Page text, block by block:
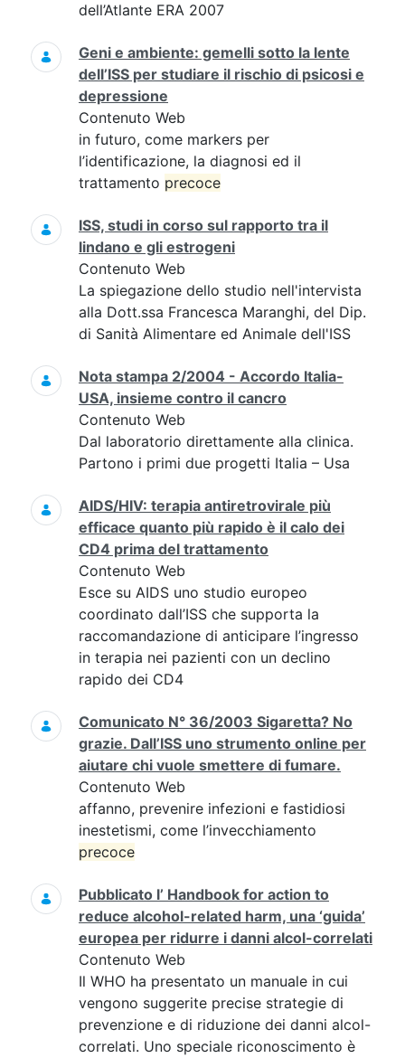
dell’Atlante ERA 2007
Geni e ambiente: gemelli sotto la lente
dell’ISS per studiare il rischio di psicosi e
depressione
Contenuto Web
in futuro, come markers per
l’identificazione, la diagnosi ed il
trattamento precoce
ISS, studi in corso sul rapporto tra il
lindano e gli estrogeni
Contenuto Web
La spiegazione dello studio nell'intervista
alla Dott.ssa Francesca Maranghi, del Dip.
di Sanità Alimentare ed Animale dell'ISS
Nota stampa 2/2004 - Accordo Italia-
USA, insieme contro il cancro
Contenuto Web
Dal laboratorio direttamente alla clinica.
Partono i primi due progetti Italia – Usa
AIDS/HIV: terapia antiretrovirale più
efficace quanto più rapido è il calo dei
CD4 prima del trattamento
Contenuto Web
Esce su AIDS uno studio europeo
coordinato dall’ISS che supporta la
raccomandazione di anticipare l’ingresso
in terapia nei pazienti con un declino
rapido dei CD4
Comunicato N° 36/2003 Sigaretta? No
grazie. Dall’ISS uno strumento online per
aiutare chi vuole smettere di fumare.
Contenuto Web
affanno, prevenire infezioni e fastidiosi
inestetismi, come l’invecchiamento
precoce
Pubblicato l’ Handbook for action to
reduce alcohol-related harm, una ‘guida’
europea per ridurre i danni alcol-correlati
Contenuto Web
Il WHO ha presentato un manuale in cui
vengono suggerite precise strategie di
prevenzione e di riduzione dei danni alcol-
correlati. Uno speciale riconoscimento è